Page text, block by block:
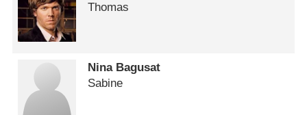
Thomas
Nina Bagusat
Sabine